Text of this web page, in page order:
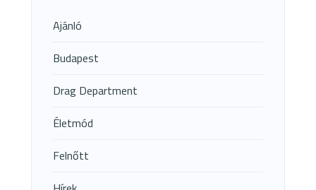
Ajánló
Budapest
Drag Department
Életmód
Felnőtt